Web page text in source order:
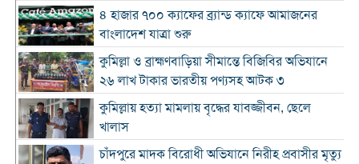
৪ হাজার ৭০০ ক্যাফের ব্র্যান্ড ক্যাফে আমাজনের
বাংলাদেশ যাত্রা শুরু
কুমিল্লা ও ব্রাহ্মণবাড়িয়া সীমান্তে বিজিবির অভিযানে
২৬ লাখ টাকার ভারতীয় পণ্যসহ আটক ৩
কুমিল্লায় হত্যা মামলায় বৃদ্ধের যাবজ্জীবন, ছেলে
খালাস
চাঁদপুরে মাদক বিরোধী অভিযানে নিরীহ প্রবাসীর মৃত্যু